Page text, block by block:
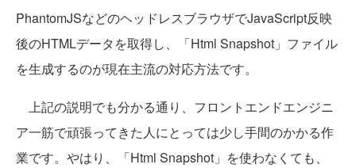
PhantomJSなどのヘッドレスブラウザでJavaScript反映
後のHTMLデータを取得し、「Html Snapshot」ファイル
を生成するのが現在主流の対応方法です。
上記の説明でも分かる通り、フロントエンドエンジニ
ア一筋で頑張ってきた人にとっては少し手間のかかる作
業です。やはり、「Html Snapshot」を使わなくても、